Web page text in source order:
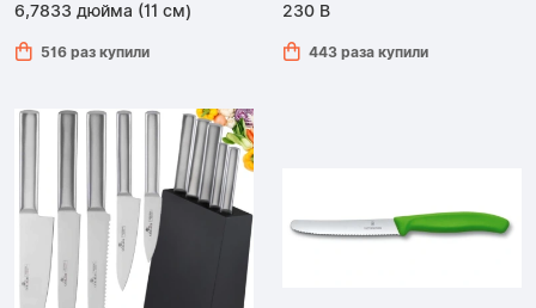
6,7833 дюйма (11 см)
516 раз купили
230 В
443 раза купили